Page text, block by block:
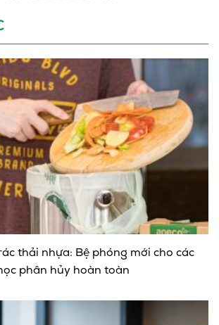
thải nhựa: Bệ phóng mới cho các
phân hủy hoàn toàn